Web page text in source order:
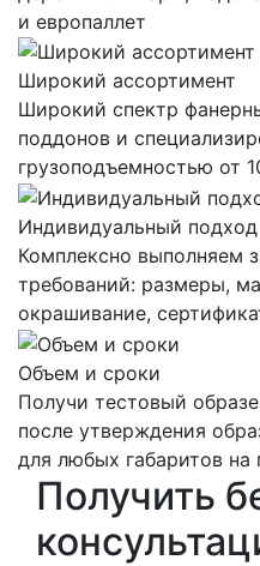
и европаллет
Широкий ассортимент
Широкий спектр
поддонов и
грузоподъемностью от
Индивидуальный подход
Комплексно выполняем
требований: размеры,
окрашивание,
Объем и сроки
Получи тестовый
после утверждения
для любых габаритов на
Получить